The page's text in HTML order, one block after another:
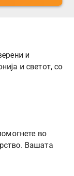
и
и светот, со
во
Вашата